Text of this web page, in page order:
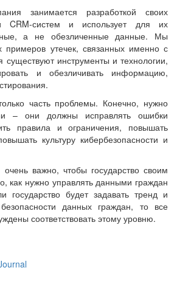
занимается разработкой своих
CRM-систем и использует для их
а не обезличенные данные. Мы
примеров утечек, связанных именно с
существуют инструменты и технологии,
и обезличивать информацию,
часть проблемы. Конечно, нужно
– они должны исправлять ошибки
правила и ограничения, повышать
культуру кибербезопасности и
важно, чтобы государство своим
как нужно управлять данными граждан
будет задавать тренд и
данных граждан, то все
соответствовать этому уровню.